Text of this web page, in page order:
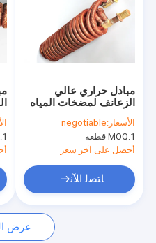
معلومات عنا
جولة في المعمل
اطلب اقتباس
أنبوب ذو زعانف حلزونية
أنابيب النحاس ذات الزعانف
1 قطعة
مبادل حراري عالي
الزعانف لمضخات المياه
في تطبيقات المسبح /
السبا
الأسعار:negotiable
MOQ:1 قطعة
أحصل على آخر سعر
ﺎﺘﺼﻟ ﺍﻶﻧ
عرض